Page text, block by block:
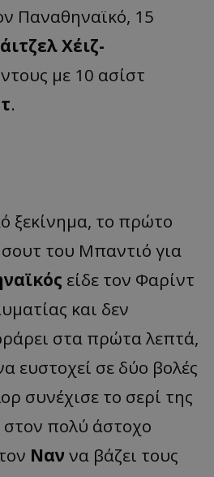
Παναθηναϊκό, 15
Χέιζ-
με 10 ασίστ
.
ξεκίνημα, το πρώτο
του Μπαντιό για
είδε τον Φαρίντ
και δεν
στα πρώτα λεπτά,
ευστοχεί σε δύο βολές
συνέχισε το σερί της
στον πολύ άστοχο
Ναν να βάζει τους